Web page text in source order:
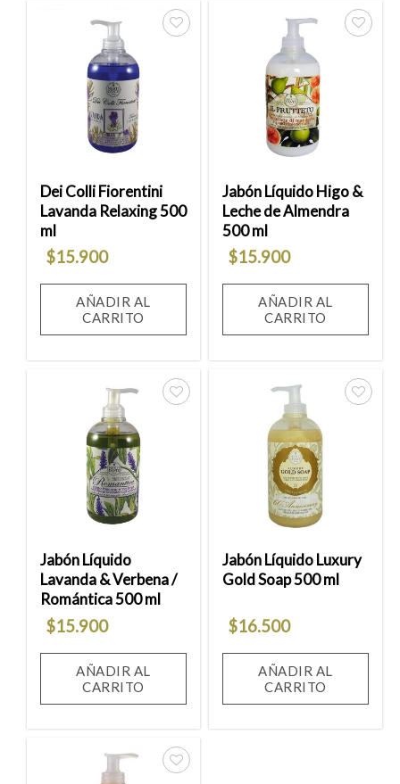
Dei Colli Fiorentini
Lavanda Relaxing 500
ml
$15.900
AÑADIR AL
CARRITO
Jabón Líquido Higo &
Leche de Almendra
500 ml
$15.900
AÑADIR AL
CARRITO
Jabón Líquido
Lavanda & Verbena /
Romántica 500 ml
$15.900
AÑADIR AL
CARRITO
Jabón Líquido Luxury
Gold Soap 500 ml
$16.500
AÑADIR AL
CARRITO